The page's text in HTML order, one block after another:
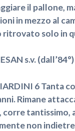
il pallone,
in mezzo al
ritrovato solo in
s.v. (dall’84°)
6 Tanta
Rimane
corre tantissimo,
non